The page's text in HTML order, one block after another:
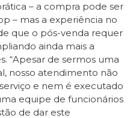
– a compra pode ser
– mas a experiência no
que o pós-venda requer
ainda mais a
“Apesar de sermos uma
nosso atendimento não
e nem é executado
equipe de funcionários
de dar este